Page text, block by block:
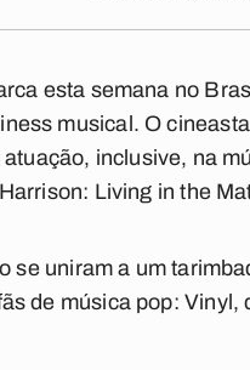
esta semana no
musical. O
inclusive, na
Living in the
se uniram a um
de música pop: